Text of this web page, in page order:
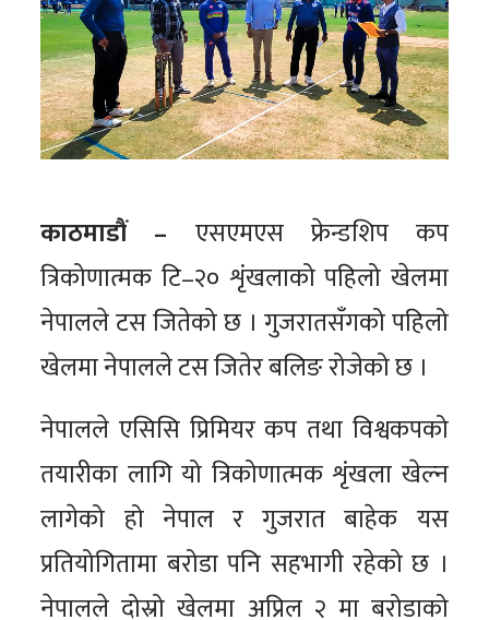
काठमाडौं – एसएमएस फ्रेन्डशिप कप
त्रिकोणात्मक टि–२० शृंखलाको पहिलो खेलमा
नेपालले टस जितेको छ । गुजरातसँगको पहिलो
खेलमा नेपालले टस जितेर बलिङ रोजेको छ ।
नेपालले एसिसि प्रिमियर कप तथा विश्वकपको
तयारीका लागि यो त्रिकोणात्मक शृंखला खेल्न
लागेको हो नेपाल र गुजरात बाहेक यस
प्रतियोगितामा बरोडा पनि सहभागी रहेको छ ।
नेपालले दोस्रो खेलमा अप्रिल २ मा बरोडाको